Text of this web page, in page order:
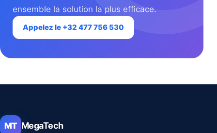
ensemble la solution la plus efficace.
Appelez le +32 477 756 530
MT MegaTech